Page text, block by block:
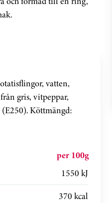
vatten,
gris, vitpeppar,
Köttmängd:
per 100g
1550 kJ
370 kcal